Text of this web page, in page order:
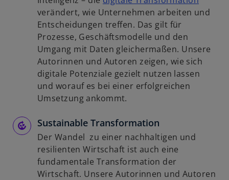
i
i
n
e
e
verändert, wie Unternehmen arbeiten und
Entscheidungen treffen. Das gilt für
Prozesse, Geschäftsmodelle und den
Umgang mit Daten gleichermaßen. Unsere
Autorinnen und Autoren zeigen, wie sich
digitale Potenziale gezielt nutzen lassen
und worauf es bei einer erfolgreichen
Umsetzung ankommt.
Sustainable Transformation
Der Wandel zu einer nachhaltigen und
resilienten Wirtschaft ist auch eine
fundamentale Transformation der
Wirtschaft. Unsere Autorinnen und Autoren